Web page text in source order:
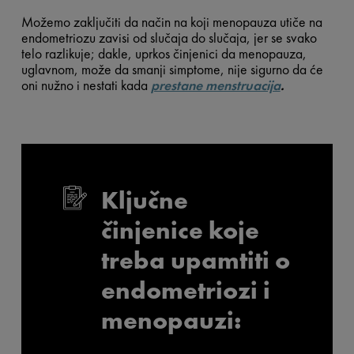
Možemo zaključiti da način na koji menopauza utiče na
endometriozu zavisi od slučaja do slučaja, jer se svako
telo razlikuje; dakle, uprkos činjenici da menopauza,
uglavnom, može da smanji simptome, nije sigurno da će
oni nužno i nestati kada prestane menstruacija.
Ključne
činjenice koje
treba upamtiti o
endometriozi i
menopauzi: